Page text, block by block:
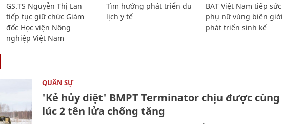
GS.TS Nguyễn Thị Lan
tiếp tục giữ chức Giám
đốc Học viện Nông
nghiệp Việt Nam
Tìm hướng phát triển du
lịch y tế
BAT Việt Nam tiếp sức
phụ nữ vùng biên giới
phát triển sinh kế
QUÂN SỰ
'Kẻ hủy diệt' BMPT Terminator chịu được cùng
lúc 2 tên lửa chống tăng